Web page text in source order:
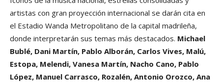
artistas con gran proyección internacional se darán cita en
el Estadio Wanda Metropolitano de la capital madrileña,
donde interpretarán sus temas más destacados. Michael
Bublé, Dani Martín, Pablo Alborán, Carlos Vives, Malú,
Estopa, Melendi, Vanesa Martín, Nacho Cano, Pablo
López, Manuel Carrasco, Rozalén, Antonio Orozco, Ana